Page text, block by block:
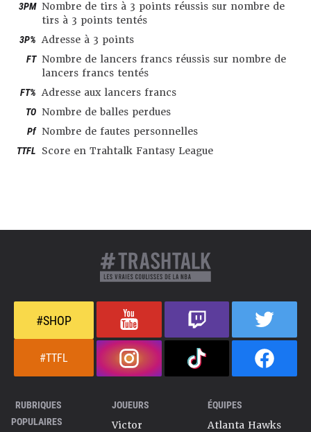
3PM Nombre de tirs à 3 points réussis sur nombre de
tirs à 3 points tentés
3P% Adresse à 3 points
FT Nombre de lancers francs réussis sur nombre de
lancers francs tentés
FT% Adresse aux lancers francs
TO Nombre de balles perdues
Pf Nombre de fautes personnelles
TTFL Score en Trahtalk Fantasy League
#SHOP
#TTFL
RUBRIQUES
POPULAIRES
JOUEURS
Victor
ÉQUIPES
Atlanta Hawks